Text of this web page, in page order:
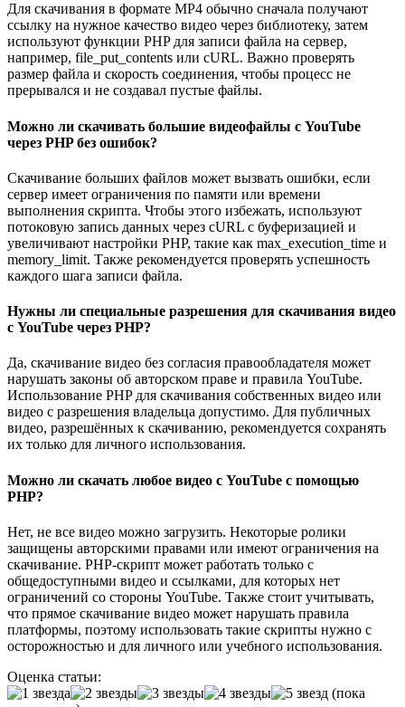
Для скачивания в формате MP4 обычно сначала получают
ссылку на нужное качество видео через библиотеку, затем
используют функции PHP для записи файла на сервер,
например, file_put_contents или cURL. Важно проверять
размер файла и скорость соединения, чтобы процесс не
прерывался и не создавал пустые файлы.
Можно ли скачивать большие видеофайлы с YouTube
через PHP без ошибок?
Скачивание больших файлов может вызвать ошибки, если
сервер имеет ограничения по памяти или времени
выполнения скрипта. Чтобы этого избежать, используют
потоковую запись данных через cURL с буферизацией и
увеличивают настройки PHP, такие как max_execution_time и
memory_limit. Также рекомендуется проверять успешность
каждого шага записи файла.
Нужны ли специальные разрешения для скачивания видео
с YouTube через PHP?
Да, скачивание видео без согласия правообладателя может
нарушать законы об авторском праве и правила YouTube.
Использование PHP для скачивания собственных видео или
видео с разрешения владельца допустимо. Для публичных
видео, разрешённых к скачиванию, рекомендуется сохранять
их только для личного использования.
Можно ли скачать любое видео с YouTube с помощью
PHP?
Нет, не все видео можно загрузить. Некоторые ролики
защищены авторскими правами или имеют ограничения на
скачивание. PHP-скрипт может работать только с
общедоступными видео и ссылками, для которых нет
ограничений со стороны YouTube. Также стоит учитывать,
что прямое скачивание видео может нарушать правила
платформы, поэтому использовать такие скрипты нужно с
осторожностью и для личного или учебного использования.
Оценка статьи:
(пока